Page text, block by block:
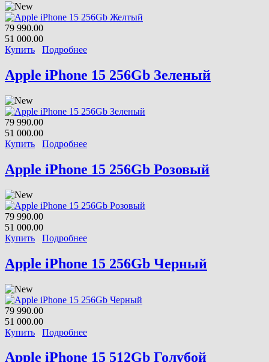
79 990.00
51 000.00
Купить
Подробнее
Apple iPhone 15 256Gb Зеленый
79 990.00
51 000.00
Купить
Подробнее
Apple iPhone 15 256Gb Розовый
79 990.00
51 000.00
Купить
Подробнее
Apple iPhone 15 256Gb Черный
79 990.00
51 000.00
Купить
Подробнее
Apple iPhone 15 512Gb Голубой